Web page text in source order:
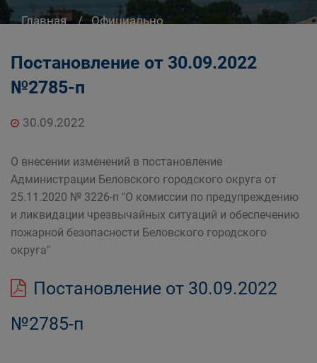
Главная
Официально
Постановление от 30.09.2022
№2785-п
30.09.2022
О внесении изменений в постановление
Администрации Беловского городского округа от
25.11.2020 № 3226-п "О комиссии по предупреждению
и ликвидации чрезвычайных ситуаций и обеспечению
пожарной безопасности Беловского городского
округа"
Постановление от 30.09.2022
№2785-п